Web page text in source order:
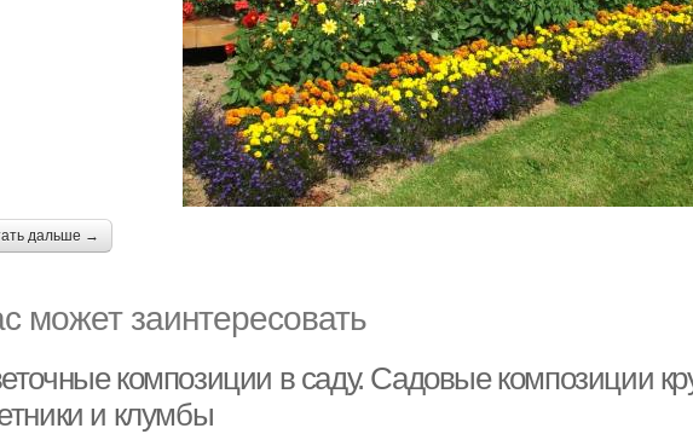
дальше →
может заинтересовать
композиции в саду. Садовые композиции
и клумбы